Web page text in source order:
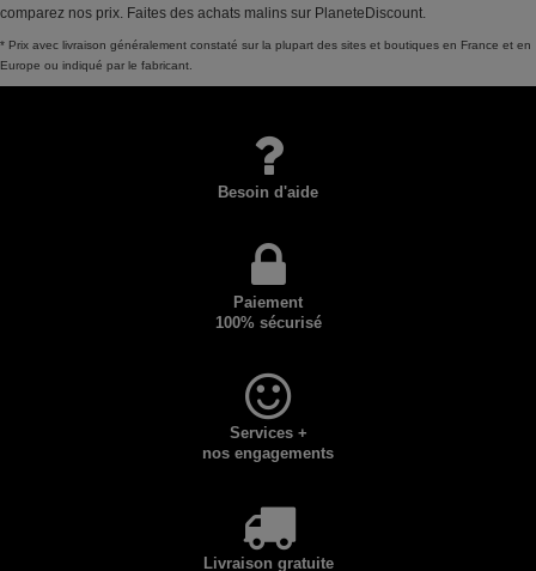
comparez nos prix. Faites des achats malins sur PlaneteDiscount.
* Prix avec livraison généralement constaté sur la plupart des sites et boutiques en France et en
Europe ou indiqué par le fabricant.
Besoin d'aide
Paiement
100% sécurisé
Services +
nos engagements
Livraison gratuite